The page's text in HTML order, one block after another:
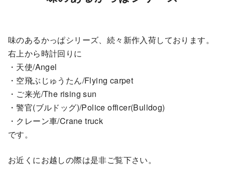
味のあるかっぱシリーズ、続々新作入荷しております。
右上から時計回りに
・天使/Angel
・空飛ぶじゅうたん/Flying carpet
・ご来光/The rising sun
・警官(ブルドッグ)/Police officer(Bulldog)
・クレーン車/Crane truck
です。
お近くにお越しの際は是非ご覧下さい。